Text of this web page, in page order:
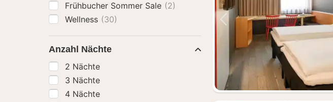
Vorheriges Bild
Frühbucher Sommer Sale (2)
Wellness (30)
Anzahl Nächte
2 Nächte
3 Nächte
4 Nächte